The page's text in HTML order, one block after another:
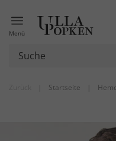
Menü
| Startseite |